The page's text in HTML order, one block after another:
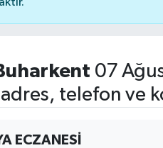
07
telefon ve
ECZANESİ